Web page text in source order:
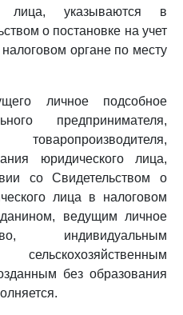
лица, указываются в
о постановке на учет
органе по месту
личное подсобное
предпринимателя,
товаропроизводителя,
юридического лица,
со Свидетельством о
лица в налоговом
ведущим личное
индивидуальным
без образования